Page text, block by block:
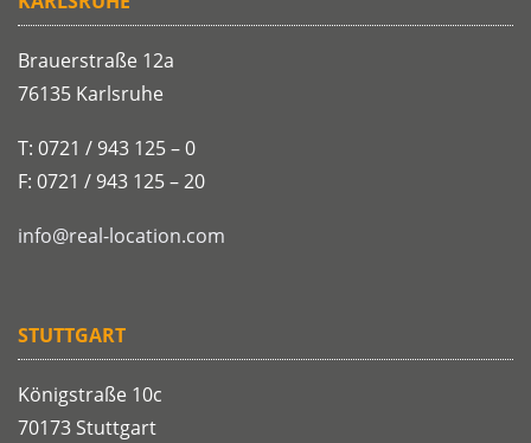
Brauerstraße 12a
76135 Karlsruhe
T: 0721 / 943 125 – 0
F: 0721 / 943 125 – 20
info@real-location.com
STUTTGART
Königstraße 10c
70173 Stuttgart